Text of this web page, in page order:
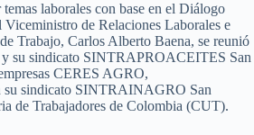
laborales con base en el Diálogo
Viceministro de Relaciones Laborales e
Trabajo, Carlos Alberto Baena, se reunió
y su sindicato SINTRAPROACEITES San
CERES AGRO,
sindicato SINTRAINAGRO San
de Trabajadores de Colombia (CUT).